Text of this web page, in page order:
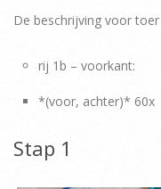
De beschrijving voor
rij 1b – voorkant:
*(voor, achter)* 60x
Stap 1